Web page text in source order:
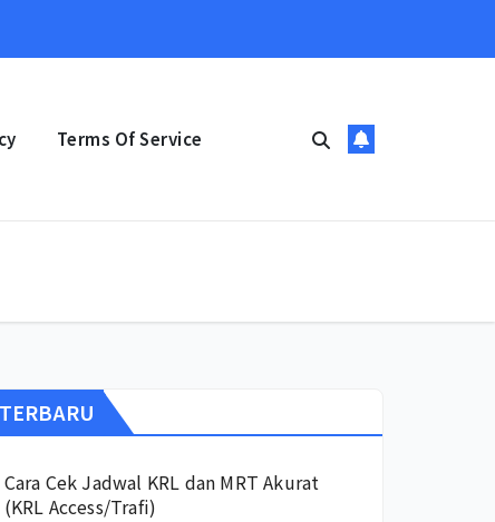
Terms Of Service
TERBARU
Cara Cek Jadwal KRL dan MRT Akurat
(KRL Access/Trafi)